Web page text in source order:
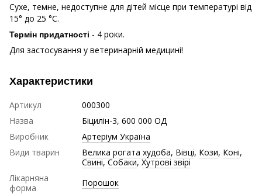
Сухе, темне, недоступне для дітей місце при температурі від
15° до 25 °С.
Термін придатності - 4 роки.
Для застосування у ветеринарній медицині!
Характеристики
Артикул
000300
Назва
Біцилін-3, 600 000 ОД
Виробник
Артеріум Україна
Види тварин
Велика рогата худоба, Вівці, Кози, Коні,
Свині,Собаки,Хутрові звірі
Лікарняна
форма
Порошок